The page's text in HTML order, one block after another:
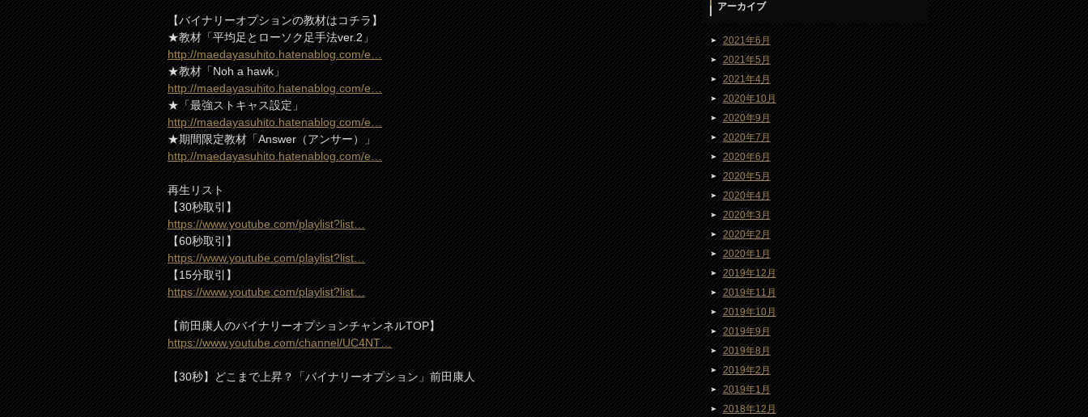
【バイナリーオプションの教材はコチラ】
★教材「平均足とローソク足手法ver.2」
http://maedayasuhito.hatenablog.com/e…
★教材「Noh a hawk」
http://maedayasuhito.hatenablog.com/e…
★「最強ストキャス設定」
http://maedayasuhito.hatenablog.com/e…
★期間限定教材「Answer（アンサー）」
http://maedayasuhito.hatenablog.com/e…
再生リスト
【30秒取引】
https://www.youtube.com/playlist?list…
【60秒取引】
https://www.youtube.com/playlist?list…
【15分取引】
https://www.youtube.com/playlist?list…
【前田康人のバイナリーオプションチャンネルTOP】
https://www.youtube.com/channel/UC4NT…
【30秒】どこまで上昇？「バイナリーオプション」前田康人
アーカイブ
2021年6月
2021年5月
2021年4月
2020年10月
2020年9月
2020年7月
2020年6月
2020年5月
2020年4月
2020年3月
2020年2月
2020年1月
2019年12月
2019年11月
2019年10月
2019年9月
2019年8月
2019年2月
2019年1月
2018年12月